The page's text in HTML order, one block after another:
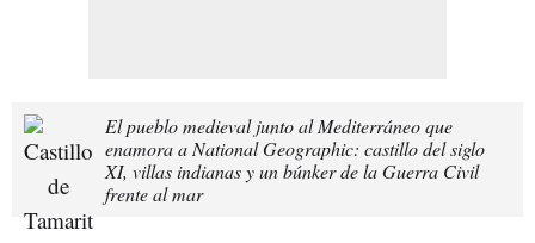
El pueblo medieval junto al Mediterráneo que
enamora a National Geographic: castillo del siglo
XI, villas indianas y un búnker de la Guerra Civil
frente al mar